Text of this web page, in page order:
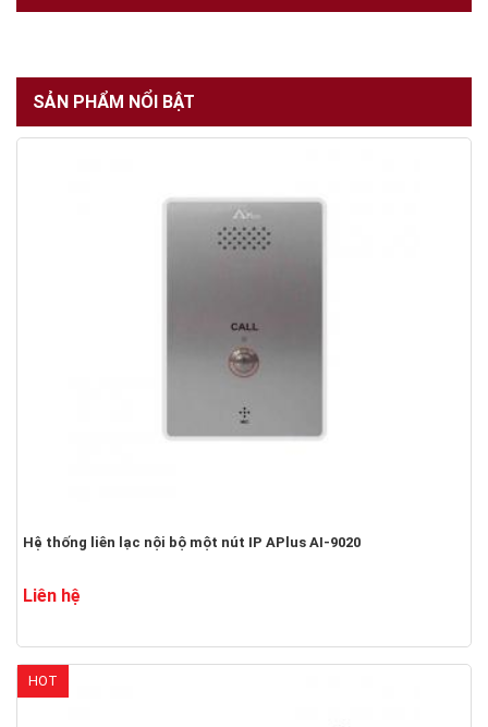
SẢN PHẨM NỔI BẬT
Hệ thống liên lạc nội bộ một nút IP APlus AI-9020
Liên hệ
HOT